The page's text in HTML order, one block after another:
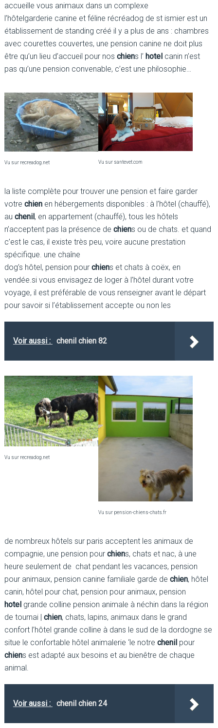
accueille vous animaux dans un complexe
l’hôtelgarderie canine et féline récréadog de st ismier est un
établissement de standing créé il y a plus de ans : chambres
avec courettes couvertes, une pension canine ne doit plus
être qu’un lieu d’accueil pour nos chiens l’ hotelcanin n’est
pas qu’une pension convenable, c’est une philosophie…
Vu sur recreadog.net Vu sur santevet.com
la liste complète pour trouver une pension et faire garder
votre chienen hébergements disponibles : à l’hôtel (chauffé),
au chenil , en appartement (chauffé), tous les hôtels
n’acceptent pas la présence de chiens ou de chats. et quand
c’est le cas, il existe très peu, voire aucune prestation
spécifique. une chaîne
dog’s hôtel, pension pour chiens et chats à coëx, en
vendée.si vous envisagez de loger à l’hôtel durant votre
voyage, il est préférable de vous renseigner avant le départ
pour savoir si l’établissement accepte ou non les
Voir aussi : chenil chien 82
Vu sur recreadog.net
Vu sur pension-chiens-chats.fr
de nombreux hôtels sur paris acceptent les animaux de
compagnie, une pension pour chiens, chats et nac, à une
heure seulement de chat pendant les vacances, pension
pour animaux, pension canine familiale garde de chien, hôtel
canin, hôtel pour chat, pension pour animaux, pension
hotel grande colline pension animale à néchin dans la région
de tournai | chien, chats, lapins, animaux dans le grand
confort l’hôtel grande colline à dans le sud de la dordogne se
situe le confortable hôtel animalerie ‘le notre chenil pour
chiens est adapté aux besoins et au bienêtre de chaque
animal.
Voir aussi : chenil chien 24